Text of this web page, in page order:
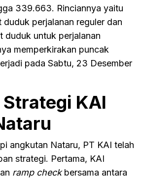
339.663. Rinciannya yaitu
perjalanan reguler dan
duduk untuk perjalanan
memperkirakan puncak
pada Sabtu, 23 Desember
KAI
angkutan Nataru, PT KAI telah
strategi. Pertama, KAI
ramp checkbersama antara